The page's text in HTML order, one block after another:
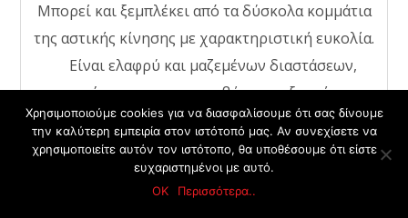
Μπορεί και ξεμπλέκει από τα δύσκολα κομμάτια
της αστικής κίνησης με χαρακτηριστική ευκολία.
Είναι ελαφρύ και μαζεμένων διαστάσεων,
επιτρέποντας στους αναβάτες ανεξαρτήτως
εμπειρίας να κινηθούν γρήγορα και με ασφάλεια.
Κάντε κράτηση ΤΩΡΑ!
Back
Χρησιμοποιούμε cookies για να διασφαλίσουμε ότι σας δίνουμε
την καλύτερη εμπειρία στον ιστότοπό μας. Αν συνεχίσετε να
χρησιμοποιείτε αυτόν τον ιστότοπο, θα υποθέσουμε ότι είστε
ευχαριστημένοι με αυτό.
ΟΚ
Περισσότερα..